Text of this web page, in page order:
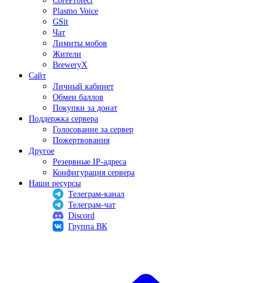
Plasmo Voice
GSit
Чат
Лимиты мобов
Жители
BreweryX
Сайт
Личный кабинет
Обмен баллов
Покупки за донат
Поддержка сервера
Голосование за сервер
Пожертвования
Другое
Резервные IP-адреса
Конфигурация сервера
Наши ресурсы
Телеграм-канал
Телеграм-чат
Discord
Группа ВК